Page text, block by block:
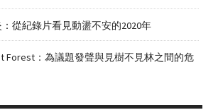
從紀錄片看見動盪不安的2020年
Forest：為議題發聲與見樹不見林之間的危